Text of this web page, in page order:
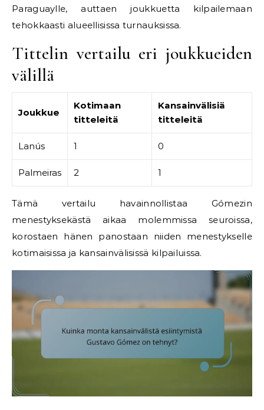
Paraguaylle, auttaen joukkuetta kilpailemaan
tehokkaasti alueellisissa turnauksissa.
Tittelin vertailu eri joukkueiden
välillä
Joukkue
Kotimaan
titteleitä
Kansainvälisiä
titteleitä
Lanús 1 0
Palmeiras 2 1
Tämä vertailu havainnollistaa Gómezin
menestyksekästä aikaa molemmissa seuroissa,
korostaen hänen panostaan niiden menestykselle
kotimaisissa ja kansainvälisissä kilpailuissa.